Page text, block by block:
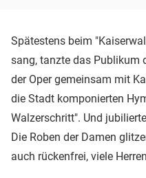
Spätestens beim
sang, tanzte das Publikum
der Oper gemeinsam mit
die Stadt komponierten
Walzerschritt". Und
Die Roben der Damen
auch rückenfrei, viele